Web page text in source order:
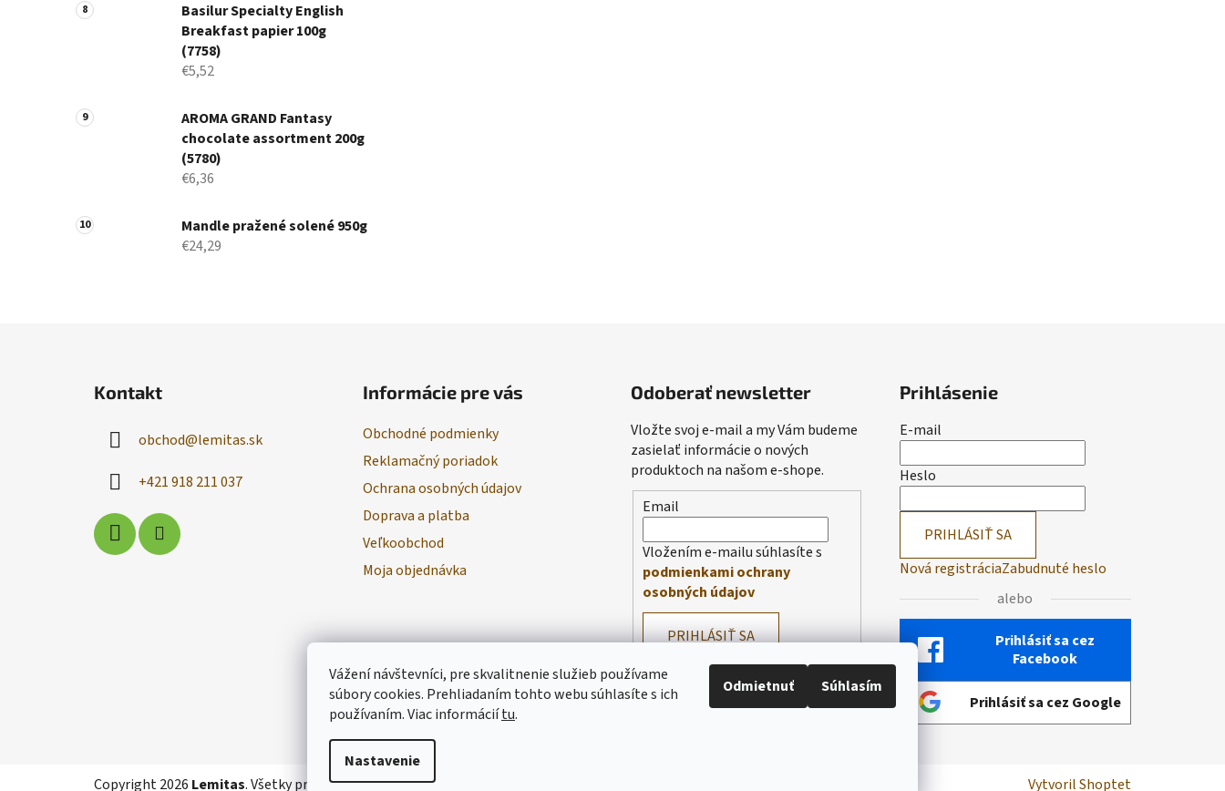
Vážení návštevníci, pre skvalitnenie služieb používame
súbory cookies. Prehliadaním tohto webu súhlasíte s ich
používaním.Viac informáciítu.
Nastavenie
Odmietnuť Súhlasím
Basilur Specialty English
Breakfast papier 100g
(7758)
€5,52
AROMA GRAND Fantasy
chocolate assortment 200g
(5780)
€6,36
Mandle pražené solené 950g
€24,29
Kontakt
obchod@lemitas.sk
+421 918 211 037
Informácie pre vás
Obchodné podmienky
Reklamačný poriadok
Ochrana osobných údajov
Doprava a platba
Veľkoobchod
Moja objednávka
Odoberať newsletter
Vložte svoj e-mail a my Vám budeme
zasielať informácie o nových
produktoch na našom e-shope.
Email
Vložením e-mailu súhlasíte s
podmienkami ochrany
osobných údajov
PRIHLÁSIŤ SA
Prihlásenie
E-mail
Heslo
PRIHLÁSIŤ SA
Nová registráciaZabudnuté heslo
alebo
Prihlásiť sa cez
Facebook
Prihlásiť sa cez Google
Vytvoril Shoptet
Copyright 2026 Lemitas. Všetky práva vyhradené.Upraviť nastavenie cookies